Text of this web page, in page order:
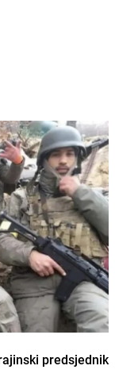
predsjednik